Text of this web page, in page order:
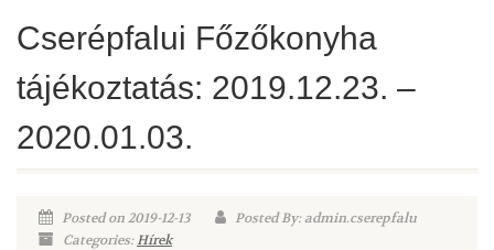
Cserépfalui Főzőkonyha
tájékoztatás: 2019.12.23. –
2020.01.03.
Posted on 2019-12-13
Posted By: admin.cserepfalu
Categories:Hírek